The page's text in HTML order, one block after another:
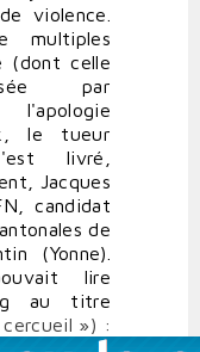
violence.
multiples
(dont celle
par
le tueur
livré,
Jacques
candidat
de
(Yonne).
lire
au titre
») :